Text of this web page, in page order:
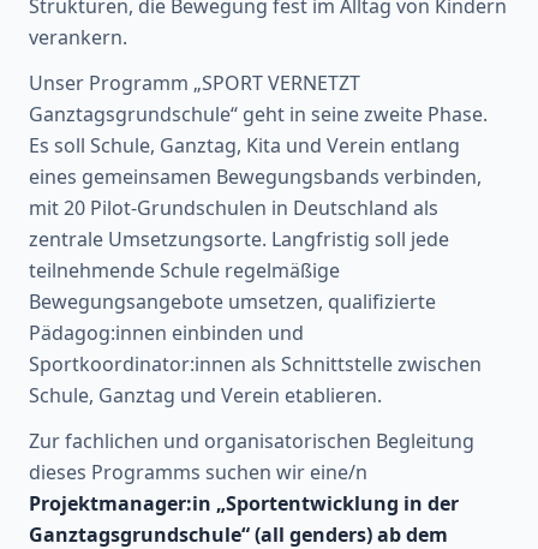
Strukturen, die Bewegung fest im Alltag von Kindern
verankern.
Unser Programm „SPORT VERNETZT
Ganztagsgrundschule“ geht in seine zweite Phase.
Es soll Schule, Ganztag, Kita und Verein entlang
eines gemeinsamen Bewegungsbands verbinden,
mit 20 Pilot-Grundschulen in Deutschland als
zentrale Umsetzungsorte. Langfristig soll jede
teilnehmende Schule regelmäßige
Bewegungsangebote umsetzen, qualifizierte
Pädagog:innen einbinden und
Sportkoordinator:innen als Schnittstelle zwischen
Schule, Ganztag und Verein etablieren.
Zur fachlichen und organisatorischen Begleitung
dieses Programms suchen wir eine/n
Projektmanager:in „Sportentwicklung in der
Ganztagsgrundschule“ (all genders) ab dem